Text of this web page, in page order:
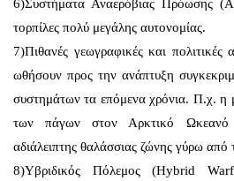
6)Συστήματα Αναερόβιας Πρόωσης
τορπίλες πολύ μεγάλης αυτονομίας.
7)Πιθανές γεωγραφικές και πολιτικές
ωθήσουν προς την ανάπτυξη
συστημάτων τα επόμενα χρόνια. Π.χ. η
των πάγων στον Αρκτικό Ωκεανό
αδιάλειπτης θαλάσσιας ζώνης γύρω από
8)Υβριδικός Πόλεμος (Hybrid